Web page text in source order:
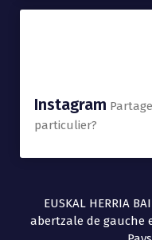
Instagram
particulier?
EUSKAL HERRIA
abertzale de gauche